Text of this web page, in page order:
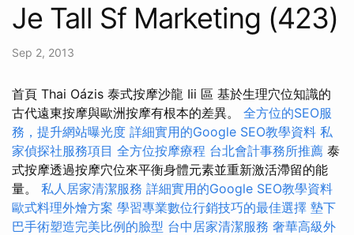
Je Tall Sf Marketing (423)
Sep 2, 2013
首頁 Thai Oázis 泰式按摩沙龍 Iii 區 基於生理穴位知識的
古代遠東按摩與歐洲按摩有根本的差異。 全方位的SEO服
務，提升網站曝光度 詳細實用的Google SEO教學資料 私
家偵探社服務項目 全方位按摩療程 台北會計事務所推薦 泰
式按摩透過按摩穴位來平衡身體元素並重新激活滯留的能
量。 私人居家清潔服務 詳細實用的Google SEO教學資料
歐式料理外燴方案 學習專業數位行銷技巧的最佳選擇 墊下
巴手術塑造完美比例的臉型 台中居家清潔服務 奢華高級外